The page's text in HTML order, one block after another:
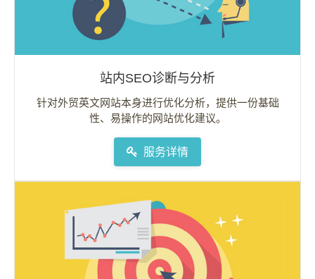
站内SEO诊断与分析
针对外贸英文网站本身进行优化分析，提供一份基础
性、易操作的网站优化建议。
服务详情